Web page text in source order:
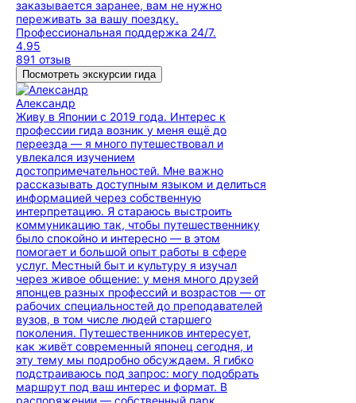
заказывается заранее, вам не нужно
переживать за вашу поездку.
Профессиональная поддержка 24/7.
4.95
891 отзыв
Посмотреть экскурсии гида
Александр
Живу в Японии с 2019 года. Интерес к
профессии гида возник у меня ещё до
переезда — я много путешествовал и
увлекался изучением
достопримечательностей. Мне важно
рассказывать доступным языком и делиться
информацией через собственную
интерпретацию. Я стараюсь выстроить
коммуникацию так, чтобы путешественнику
было спокойно и интересно — в этом
помогает и большой опыт работы в сфере
услуг. Местный быт и культуру я изучал
через живое общение: у меня много друзей
японцев разных профессий и возрастов — от
рабочих специальностей до преподавателей
вузов, в том числе людей старшего
поколения. Путешественников интересует,
как живёт современный японец сегодня, и
эту тему мы подробно обсуждаем. Я гибко
подстраиваюсь под запрос: могу подобрать
маршрут под ваш интерес и формат. В
распоряжении — собственный парк